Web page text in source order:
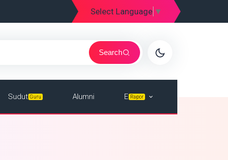
Select Language ▼
Search
Sudut Guru Alumni E Rapor